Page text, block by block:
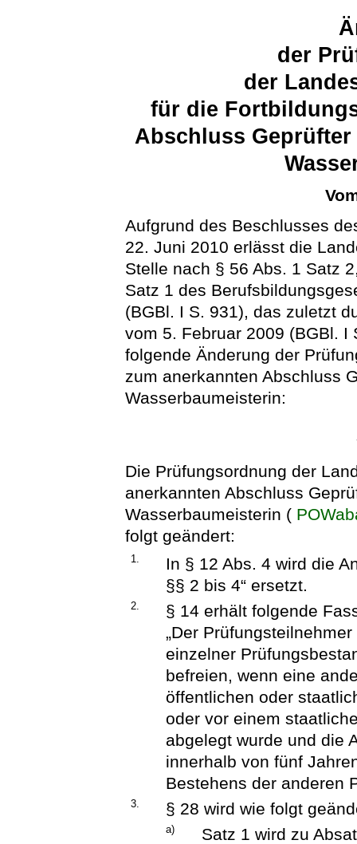
der
der
für die
Abschluss Geprüfter
Aufgrund des Beschlusses
22. Juni 2010 erlässt die
Stelle nach § 56 Abs. 1 Satz
Satz 1 des
(BGBl. I S. 931), das zuletzt
vom 5. Februar 2009 (BGBl.
folgende Änderung der
zum anerkannten Abschluss
Wasserbaumeisterin:
Die Prüfungsordnung der
anerkannten Abschluss
Wasserbaumeisterin (
folgt geändert:
1.
In § 12 Abs. 4 wird die
§§ 2 bis 4“ ersetzt.
2.
§ 14 erhält folgende
„Der
einzelner
befreien, wenn eine
öffentlichen oder
oder vor einem
abgelegt wurde und die
innerhalb von fünf
Bestehens der anderen
3. § 28 wird wie folgt
a) Satz 1 wird zu